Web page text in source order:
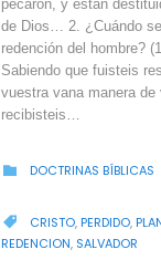
pecaron, y están
de Dios… 2. ¿Cuándo
redención del hombre?
Sabiendo que fuisteis
vuestra vana manera de
recibisteis…
 CATEGORY
DOCTRINAS BÍBLICAS
 CATEGORY
CRISTO, PERDIDO,
REDENCION, SALVADOR